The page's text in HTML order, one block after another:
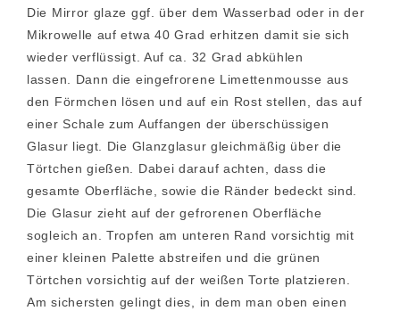
Die Mirror glaze ggf. über dem Wasserbad oder in der
Mikrowelle auf etwa 40 Grad erhitzen damit sie sich
wieder verflüssigt. Auf ca. 32 Grad abkühlen
lassen. Dann die eingefrorene Limettenmousse aus
den Förmchen lösen und auf ein Rost stellen, das auf
einer Schale zum Auffangen der überschüssigen
Glasur liegt. Die Glanzglasur gleichmäßig über die
Törtchen gießen. Dabei darauf achten, dass die
gesamte Oberfläche, sowie die Ränder bedeckt sind.
Die Glasur zieht auf der gefrorenen Oberfläche
sogleich an. Tropfen am unteren Rand vorsichtig mit
einer kleinen Palette abstreifen und die grünen
Törtchen vorsichtig auf der weißen Torte platzieren.
Am sichersten gelingt dies, in dem man oben einen